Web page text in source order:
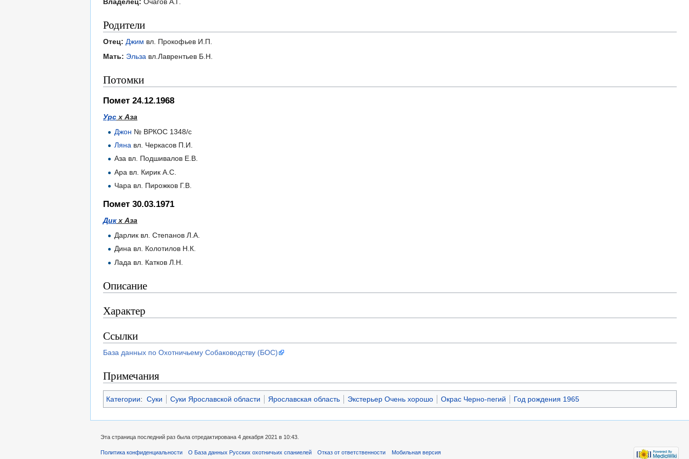
Владелец: Очагов А.Г.
Родители
Отец: Джим вл. Прокофьев И.П.
Мать: Эльза вл.Лаврентьев Б.Н.
Потомки
Помет 24.12.1968
Урс х Аза
Джон № ВРКОС 1348/с
Ляна вл. Черкасов П.И.
Аза вл. Подшивалов Е.В.
Ара вл. Кирик А.С.
Чара вл. Пирожков Г.В.
Помет 30.03.1971
Дикх Аза
Дарлик вл. Степанов Л.А.
Дина вл. Колотилов Н.К.
Лада вл. Катков Л.Н.
Описание
Характер
Ссылки
База данных по Охотничьему Собаководству (БОС)
Примечания
Категории: Суки Суки Ярославской области Ярославская область Экстерьер Очень хорошо Окрас Черно-пегий Год рождения 1965
Эта страница последний раз была отредактирована 4 декабря 2021 в 10:43.
Политика конфиденциальности О База данных Русских охотничьих спаниелей Отказ от ответственности Мобильная версия